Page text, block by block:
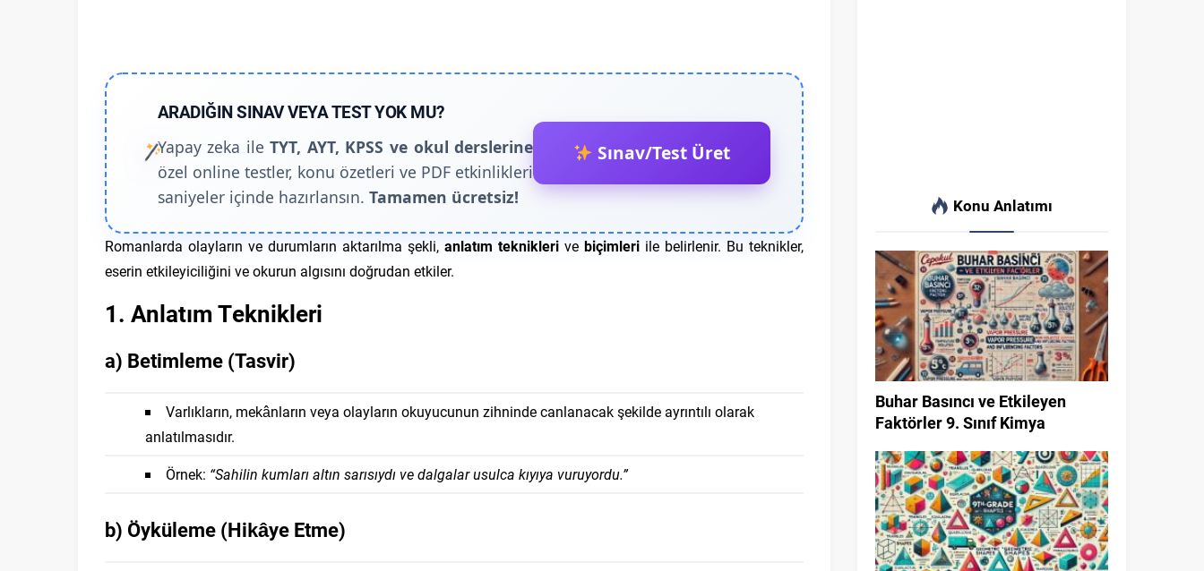
ARADIĞIN SINAV VEYA TEST YOK MU?
Yapay zeka ileTYT, AYT, KPSS ve okul derslerine
özel online testler, konu özetleri ve PDF etkinlikleri
saniyeler içinde hazırlansın. Tamamen ücretsiz!
Sınav/Test Üret
Romanlarda olayların ve durumların aktarılma şekli, anlatım teknikleri ve biçimleri ile belirlenir. Bu teknikler,
eserin etkileyiciliğini ve okurun algısını doğrudan etkiler.
1. Anlatım Teknikleri
a) Betimleme (Tasvir)
Varlıkların, mekânların veya olayların okuyucunun zihninde canlanacak şekilde ayrıntılı olarak
anlatılmasıdır.
Örnek: “Sahilin kumları altın sarısıydı ve dalgalar usulca kıyıya vuruyordu.”
b) Öyküleme (Hikâye Etme)
Konu Anlatımı
Buhar Basıncı ve Etkileyen
Faktörler 9. Sınıf Kimya